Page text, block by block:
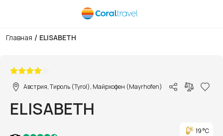
Главная / ELISABETH
Австрия, Тироль (Tyrol), Майрхофен (Mayrhofen)
ELISABETH
19 °C